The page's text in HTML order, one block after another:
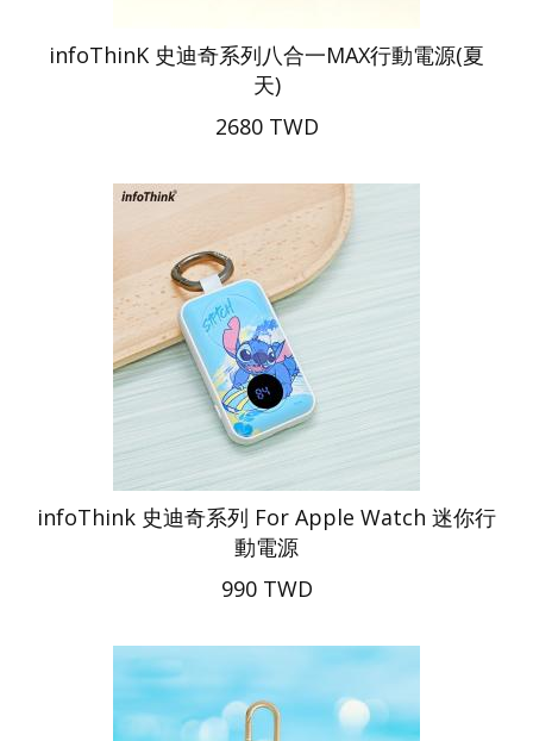
infoThinK 史迪奇系列八合一MAX行動電源(夏
天)
2680 TWD
infoThink 史迪奇系列 For Apple Watch 迷你行
動電源
990 TWD